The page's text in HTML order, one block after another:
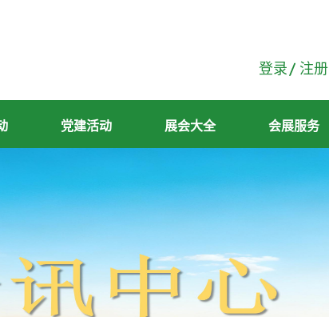
登录 注册
党建活动 展会大全 会展服务